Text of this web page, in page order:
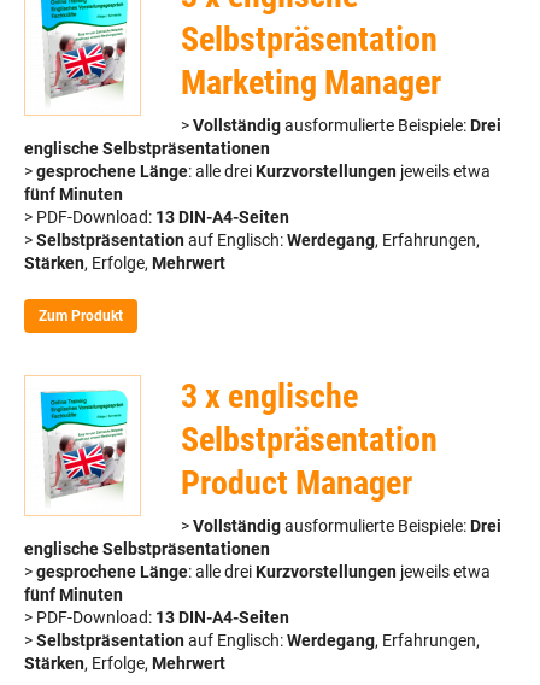
Selbstpräsentation
Marketing Manager
>Vollständigausformulierte Beispiele:Drei
englische Selbstpräsentationen
>gesprochene Länge: alle dreiKurzvorstellungen jeweils etwa
fünf Minuten
> PDF-Download: 13 DIN-A4-Seiten
>Selbstpräsentationauf Englisch:Werdegang, Erfahrungen,
Stärken, Erfolge, Mehrwert
Zum Produkt
3 x englische
Selbstpräsentation
Product Manager
>Vollständigausformulierte Beispiele:Drei
englische Selbstpräsentationen
>gesprochene Länge: alle dreiKurzvorstellungen jeweils etwa
fünf Minuten
> PDF-Download: 13 DIN-A4-Seiten
>Selbstpräsentationauf Englisch:Werdegang, Erfahrungen,
Stärken, Erfolge, Mehrwert